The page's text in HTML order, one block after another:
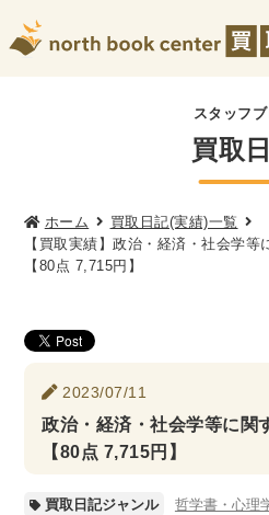
社会学書・人文書籍関係
哲学書・心理学・思想書
倫理学・道徳
文化人類学・民俗学
東
現象学
西洋哲学 言
女性学
歴史書・地理
世界史 他歴史地理学
スタッフ
買取
ホーム
買取日記(実績)一覧
【買取実績】政治・経済・社会学等
【80点 7,715円】
2023/07/11
政治・経済・社会学等に関
【80点 7,715円】
買取日記ジャンル 哲学書・心理